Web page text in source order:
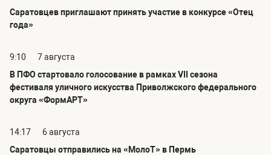
Саратовцев приглашают принять участие в конкурсе «Отец
года»
9:10
7 августа
В ПФО стартовало голосование в рамках VII сезона
фестиваля уличного искусства Приволжского федерального
округа «ФормАРТ»
14:17
6 августа
Саратовцы отправились на «МолоТ» в Пермь